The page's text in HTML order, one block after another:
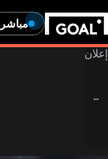
مباشر